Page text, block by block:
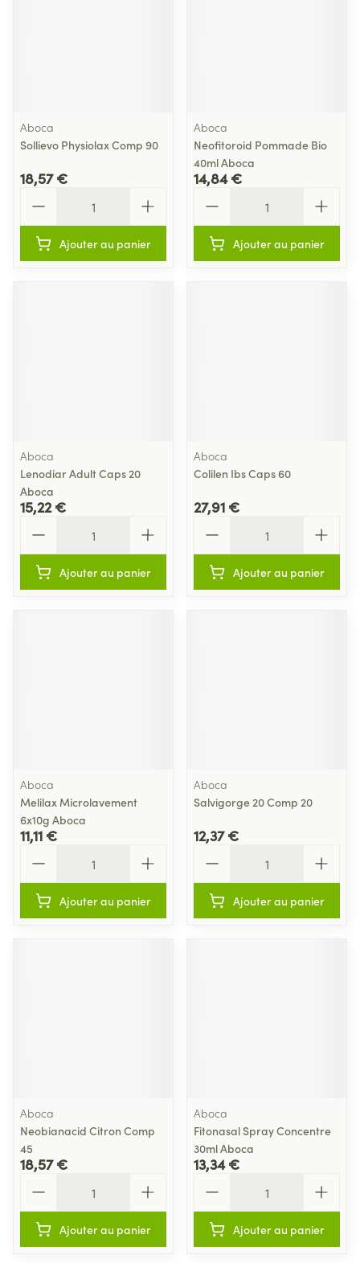
Aboca
Sollievo Physiolax Comp 90
18,57 €
Ajouter au panier
Aboca
Neofitoroid Pommade Bio
40ml Aboca
14,84 €
Ajouter au panier
Aboca
Lenodiar Adult Caps 20
Aboca
15,22 €
Ajouter au panier
Aboca
Colilen Ibs Caps 60
27,91 €
Ajouter au panier
Aboca
Melilax Microlavement
6x10g Aboca
11,11 €
Ajouter au panier
Aboca
Salvigorge 20 Comp 20
12,37 €
Ajouter au panier
Aboca
Neobianacid Citron Comp
45
18,57 €
Ajouter au panier
Aboca
Fitonasal Spray Concentre
30ml Aboca
13,34 €
Ajouter au panier